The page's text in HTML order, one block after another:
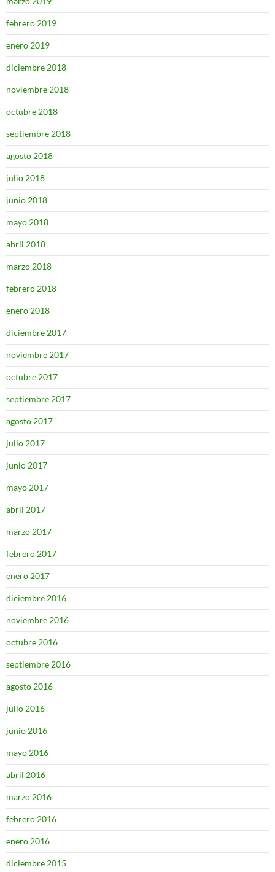
febrero 2019
enero 2019
diciembre 2018
noviembre 2018
octubre 2018
septiembre 2018
agosto 2018
julio 2018
junio 2018
mayo 2018
abril 2018
marzo 2018
febrero 2018
enero 2018
diciembre 2017
noviembre 2017
octubre 2017
septiembre 2017
agosto 2017
julio 2017
junio 2017
mayo 2017
abril 2017
marzo 2017
febrero 2017
enero 2017
diciembre 2016
noviembre 2016
octubre 2016
septiembre 2016
agosto 2016
julio 2016
junio 2016
mayo 2016
abril 2016
marzo 2016
febrero 2016
enero 2016
diciembre 2015